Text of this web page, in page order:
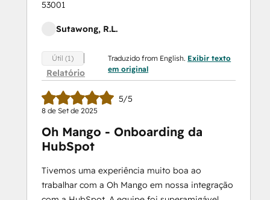
53001
Sutawong, R.L.
Útil (1)
Relatório
Traduzido from English. Exibir texto
em original
5/5
8 de Set de 2025
Oh Mango - Onboarding da
HubSpot
Tivemos uma experiência muito boa ao
trabalhar com a Oh Mango em nossa integração